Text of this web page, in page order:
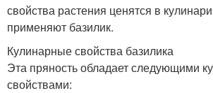
свойства растения ценятся в
применяют базилик.
Кулинарные свойства базилика
Эта пряность обладает следующими
свойствами: